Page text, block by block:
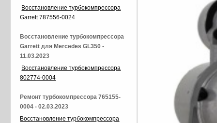
Восстановление турбокомпрессора
Garrett 787556-0024
Восстановление турбокомпрессора
Garrett для Mercedes GL350 -
11.03.2023
Восстановление турбокомпрессора
802774-0004
Ремонт турбокомпрессора 765155-
0004 - 02.03.2023
Восстановление турбокомпрессора